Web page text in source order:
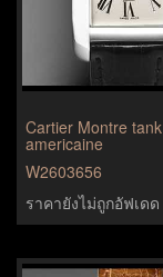
Cartier Montre tank
americaine
W2603656
ราคายังไม่ถูกอัฟเดด